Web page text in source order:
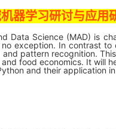
器学习研讨与应用
Data Science (MAD) is
exception. In contrast
pattern recognition.
food economics. It will
and their application